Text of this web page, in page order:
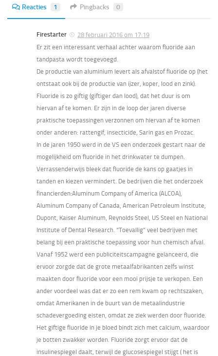
Reacties 1 Pingbacks 0
Firestarter
28 februari 2016 om 17:19
Er zit een interessant verhaal achter waarom fluoride aan
tandpasta wordt toegevoegd.
De productie van aluminium levert als afvalstof fluoride op (het
ontstaat ook bij de productie van ijzer, koper, lood en zink).
Fluoride is zo giftig (giftiger dan lood), dat het duur is om
hiervan af te komen. Er zijn in de loop der jaren diverse
praktische toepassingen verzonnen om hiervan af te komen
onder anderen: rattengif, insecticide, Sarin gas en Prozac.
In de jaren 1950 werd in de VS een onderzoek gestart naar de
mogelijkheid om fluoride in het drinkwater te dumpen.
Verrassenderwijs bleek dat fluoride de kans op gaatjes in
tanden en kiezen vermindert. De bedrijven die het onderzoek
financierden:Aluminum Company of America (ALCOA),
Aluminum Company of Canada, American Petroleum Institute,
Dupont, Kaiser Aluminum, Reynolds Steel, US Steel en National
Institute of Dental Research. “Toevallig” veel bedrijven met
belang bij een praktische toepassing voor hun chemisch afval.
Vanaf 1952 werd een publiciteitscampagne gelanceerd, die
ervoor zorgde dat de grote metaalfabrikanten zelfs winst
maakten door fluoride voor een mooi prijsje te verkopen. Een
ander voordeel was dat er zo een rem kwam op rechtszaken,
omdat Amerikanen in de buurt van de metaalindustrie
schadevergoeding eisten, omdat ze ziek werden door fluoride.
Het giftige fluoride in je bloed bindt zich met calcium, waardoor
je botten zwakker worden. Fluoride zorgt ervoor dat de
insulinespiegel daalt, terwijl de glucosespiegel stijgt ( het is